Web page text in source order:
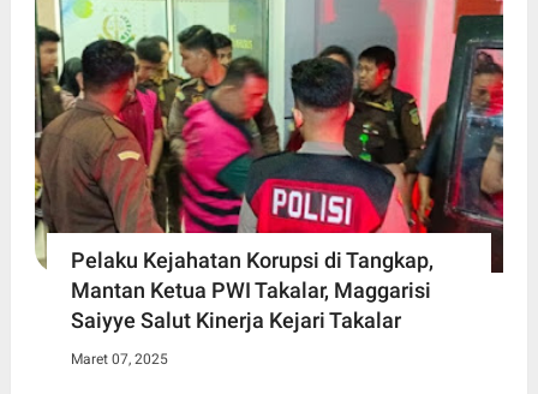
Pelaku Kejahatan Korupsi di Tangkap,
Mantan Ketua PWI Takalar, Maggarisi
Saiyye Salut Kinerja Kejari Takalar
Maret 07, 2025